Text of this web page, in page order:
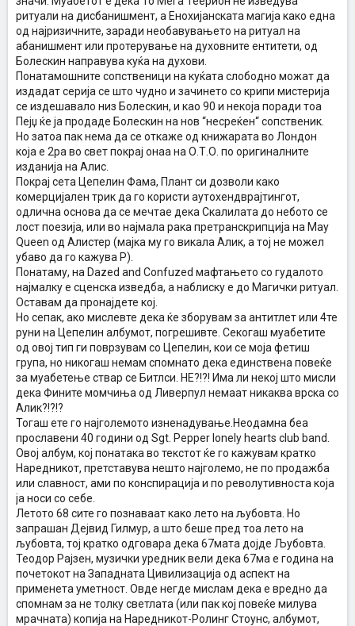
ритуали на дисбанишмент, а Енохијанската магија како една
од најризичните, заради необавувањето на ритуал на
абанишмент или протерување на духовните ентитети, од
Болескин направува куќа на духови.
Понатамошните сопственици на куќата слободно можат да
издадат серија се што чудно и зачинето со крипи мистерија
се издешавало низ Болескин, и као 90 и некоја поради тоа
Пејџ ќе ја продаде Болескин на нов “несреќен“ сопственик.
Но затоа пак нема да се откаже од книжарата во Лондон
која е 2ра во свет покрај онаа на О.Т.О. по оригиналните
изданија на Алис.
Покрај сета Цепелин Фама, Плант си дозволи како
комерцијален трик да го користи аутохендврајтингот,
одлична основа да се мечтае дека Скалилата до небото се
лост поезија, или во најмала рака претранскрипција на May
Queen од Алистер (мајка му го викала Алик, а тој не можел
убаво да го кажува Р).
Понатаму, на Dazed and Confuzed мафтањето со гудалото
најмалку е сценска изведба, а наблиску е до Магички ритуал.
Оставам да пронајдете кој.
Но сепак, ако мислевте дека ќе зборувам за антитлет или 4те
руни на Цепелин албумот, погрешивте. Секогаш муабетите
од овој тип ги поврзувам со Цепелин, кои се моја фетиш
група, но никогаш немам спомнато дека единствена повеќе
за муабетење ствар се Битлси. НЕ?!?! Има ли некој што мисли
дека Фините момчиња од Ливерпул немаат никаква врска со
Алик?!?!?
Тогаш ете го најголемото изненадување.Неодамна беа
прославени 40 години од Sgt. Pepper lonely hearts club band.
Овој албум, кој понатака во текстот ќе го кажувам кратко
Наредникот, претставува нешто најголемо, не по продажба
или славност, ами по конспирација и по револутивноста која
ја носи со себе.
Летото 68 сите го познаваат како лето на љубовта. Но
запрашан Дејвид Гилмур, а што беше пред тоа лето на
љубовта, тој кратко одговара дека 67мата дојде Љубовта.
Теодор Рајзен, музички уредник вели дека 67ма е година на
почетокот на Западната Цивилизација од аспект на
применета уметност. Овде негде мислам дека е вредно да
спомнам за не толку светлата (или пак кој повеќе милува
мрачната) копија на Наредникот-Ролинг Стоунс, албумот,